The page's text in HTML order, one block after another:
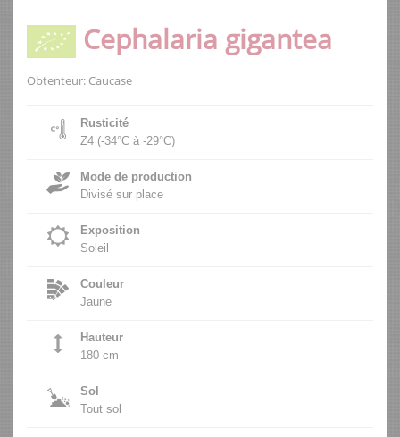
Cephalaria gigantea
Obtenteur: Caucase
Rusticité
Z4 (-34°C à -29°C)
Mode de production
Divisé sur place
Exposition
Soleil
Couleur
Jaune
Hauteur
180 cm
Sol
Tout sol